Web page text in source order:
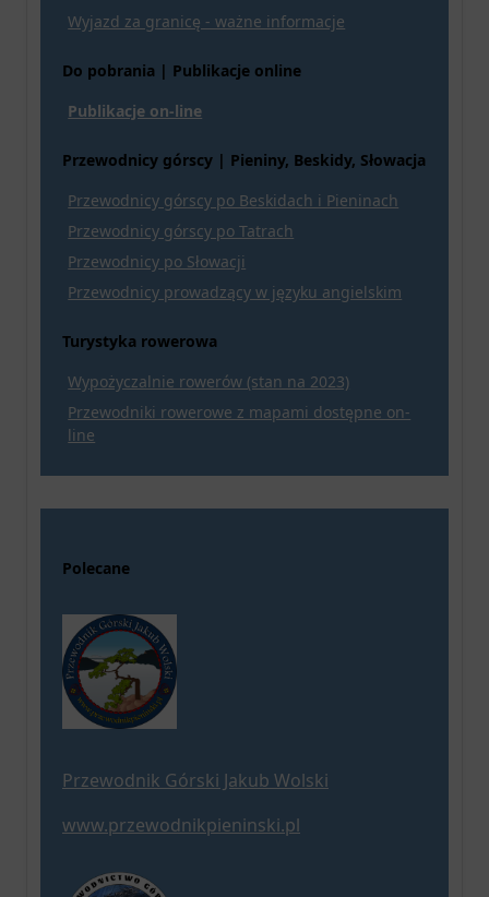
Wyjazd za granicę - ważne informacje
Do pobrania | Publikacje online
Publikacje on-line
Przewodnicy górscy | Pieniny, Beskidy, Słowacja
Przewodnicy górscy po Beskidach i Pieninach
Przewodnicy górscy po Tatrach
Przewodnicy po Słowacji
Przewodnicy prowadzący w języku angielskim
Turystyka rowerowa
Wypożyczalnie rowerów (stan na 2023)
Przewodniki rowerowe z mapami dostępne on-
line
Polecane
Przewodnik Górski Jakub Wolski
www.przewodnikpieninski.pl